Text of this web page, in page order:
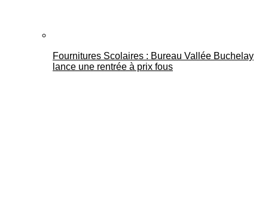
Fournitures Scolaires : Bureau Vallée Buchelay
lance une rentrée à prix fous